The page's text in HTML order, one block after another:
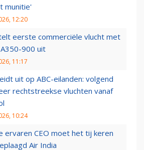
munitie'
12:20
eerste commerciële vlucht met
900 uit
11:17
uit op ABC-eilanden: volgend
rechtstreekse vluchten vanaf
10:24
ervaren CEO moet het tij keren
Air India